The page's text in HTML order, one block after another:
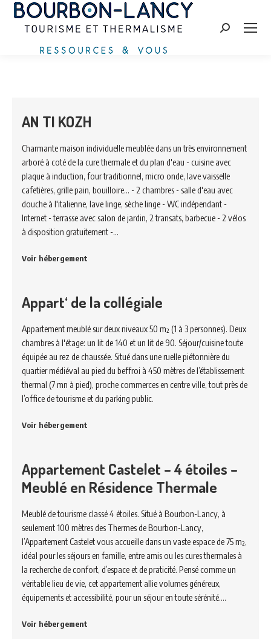
Search:
AN TI KOZH
Charmante maison individuelle meublée dans un très environnement
arboré à coté de la cure thermale et du plan d'eau - cuisine avec
plaque à induction, four traditionnel, micro onde, lave vaisselle
cafetières, grille pain, bouilloire... - 2 chambres - salle d'eau avec
douche à l'italienne, lave linge, sèche linge - WC indépendant -
Internet - terrasse avec salon de jardin, 2 transats, barbecue - 2 vélos
à disposition gratuitement -…
Voir hébergement
Appart‘ de la collégiale
Appartement meublé sur deux niveaux 50 m² (1 à 3 personnes). Deux
chambres à l'étage: un lit de 140 et un lit de 90. Séjour/cuisine toute
équipée au rez de chaussée. Situé dans une ruelle piétonnière du
quartier médiéval au pied du beffroi à 450 mètres de l’établissement
thermal (7 mn à pied), proche commerces en centre ville, tout près de
l’office de tourisme et du parking public.
Voir hébergement
Appartement Castelet – 4 étoiles –
Meublé en Résidence Thermale
Meublé de tourisme classé 4 étoiles. Situé à Bourbon-Lancy, à
seulement 100 mètres des Thermes de Bourbon-Lancy,
l’Appartement Castelet vous accueille dans un vaste espace de 75 m²,
idéal pour les séjours en famille, entre amis ou les cures thermales à
la recherche de confort, d’espace et de praticité. Pensé comme un
véritable lieu de vie, cet appartement allie volumes généreux,
équipements et accessibilité, pour un séjour en toute sérénité.…
Voir hébergement